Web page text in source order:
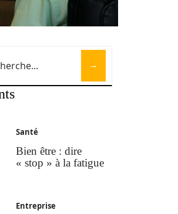
Santé
Bien être : dire
« stop » à la fatigue
Entreprise